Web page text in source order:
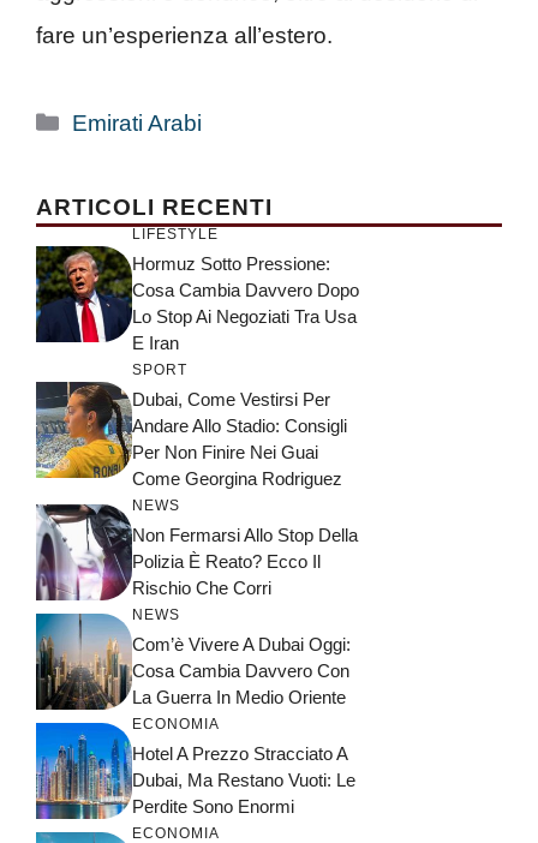
fare un’esperienza all’estero.
Categorie
Emirati Arabi
ARTICOLI RECENTI
LIFESTYLE
Hormuz Sotto Pressione:
Cosa Cambia Davvero Dopo
Lo Stop Ai Negoziati Tra Usa
E Iran
SPORT
Dubai, Come Vestirsi Per
Andare Allo Stadio: Consigli
Per Non Finire Nei Guai
Come Georgina Rodriguez
NEWS
Non Fermarsi Allo Stop Della
Polizia È Reato? Ecco Il
Rischio Che Corri
NEWS
Com’è Vivere A Dubai Oggi:
Cosa Cambia Davvero Con
La Guerra In Medio Oriente
ECONOMIA
Hotel A Prezzo Stracciato A
Dubai, Ma Restano Vuoti: Le
Perdite Sono Enormi
ECONOMIA